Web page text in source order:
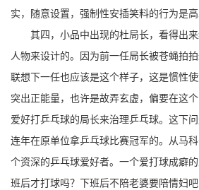
实，随意设置，强制性安插笑料的行为是
其四，小品中出现的杜局长，看得出
人物来设计的。因为前一任局长被苍蝇拍
联想下一任也应该是这个样子，这是惯性
突出正能量，也许是故弄玄虚，偏要在这
爱好打乒乓球的局长来治理乒乓球。这下
连年在原单位拿乒乓球比赛冠军的。从马
个资深的乒乓球爱好者。一个爱打球成癖
班后才打球吗？下班后不陪老婆要陪情妇